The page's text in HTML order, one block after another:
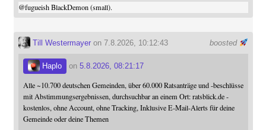
@fugueishBlackDemon (small).
boosted
Till Westermayeron 7.8.2026, 10:12:43
Haplo on 5.8.2026, 08:21:17
Alle ~10.700 deutschen Gemeinden, über 60.000 Ratsanträge und -beschlüsse
mit Abstimmungsergebnissen, durchsuchbar an einem Ort: ratsblick.de -
kostenlos, ohne Account, ohne Tracking, Inklusive E-Mail-Alerts für deine
Gemeinde oder deine Themen